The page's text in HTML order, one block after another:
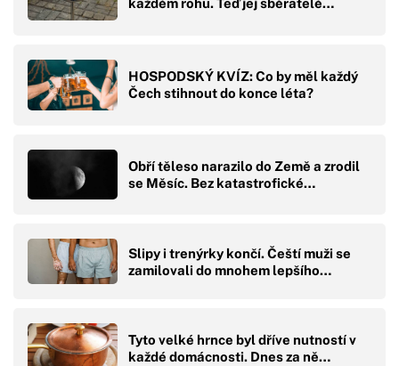
každém rohu. Teď jej sběratelé…
HOSPODSKÝ KVÍZ: Co by měl každý
Čech stihnout do konce léta?
Obří těleso narazilo do Země a zrodil
se Měsíc. Bez katastrofické…
Slipy i trenýrky končí. Čeští muži se
zamilovali do mnohem lepšího…
Tyto velké hrnce byl dříve nutností v
každé domácnosti. Dnes za ně…